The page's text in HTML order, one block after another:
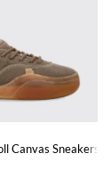
Canvas Sneakers